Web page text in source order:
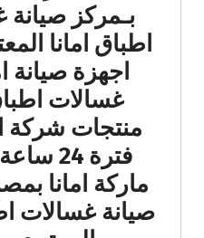
بـمركز
اطباق امانا
اجهزة صيانة
غسالات
منتجات شركة
فترة 24
ماركة امانا
صيانة غسالات